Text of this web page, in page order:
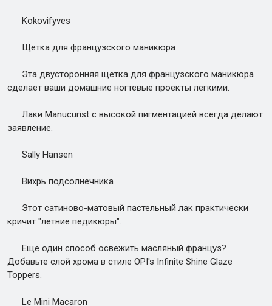
Kokovifyves
Щетка для французского маникюра
Эта двусторонняя щетка для французского маникюра
сделает ваши домашние ногтевые проекты легкими.
Лаки Manucurist с высокой пигментацией всегда делают
заявление.
Sally Hansen
Вихрь подсолнечника
Этот сатиново-матовый пастельный лак практически
кричит "летние педикюры".
Еще один способ освежить масляный француз?
Добавьте слой хрома в стиле OPI's Infinite Shine Glaze
Toppers.
Le Mini Macaron